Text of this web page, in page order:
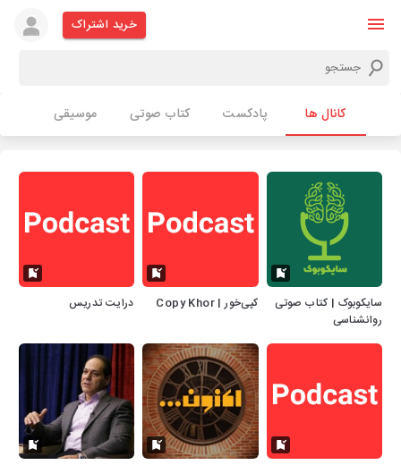
خرید اشتراک
کانال ها پادکست کتاب صوتی موسیقی
سایکوبوک | کتاب صوتی
روانشناسی
کپی‌خور | Copy Khor درایت تدریس